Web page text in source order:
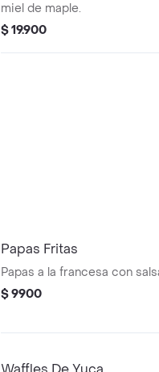
miel de maple.
$ 19.900
Papas Fritas
Papas a la francesa con
$ 9900